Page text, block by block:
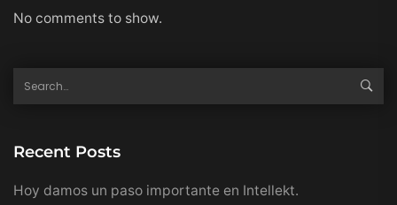
No comments to show.
Recent Posts
Hoy damos un paso importante en Intellekt.